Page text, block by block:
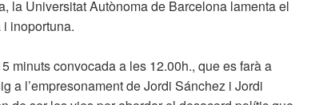
la Universitat Autònoma de Barcelona lamenta el
inoportuna.
minuts convocada a les 12.00h., que es farà a
a l’empresonament de Jordi Sánchez i Jordi